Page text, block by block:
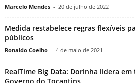
Marcelo Mendes - 20 de julho de 2022
Medida restabelece regras flexíveis
públicos
Ronaldo Coelho - 4 de maio de 2021
RealTime Big Data: Dorinha lidera
Governo do Tocantins